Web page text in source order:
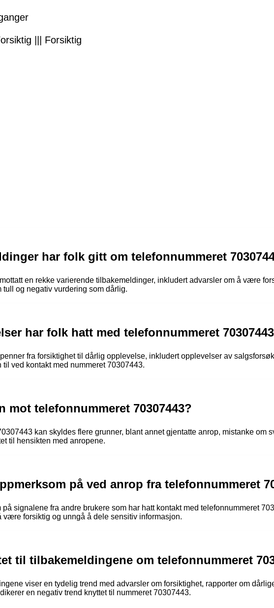
||| Forsiktig
har folk gitt om telefonnummeret
en rekke varierende tilbakemeldinger, inkludert advarsler om å være
og negativ vurdering som dårlig.
har folk hatt med telefonnummeret
fra forsiktighet til dårlig opplevelse, inkludert opplevelser av
ved kontakt med nummeret 70307443.
mot telefonnummeret 70307443?
kan skyldes flere grunner, blant annet gjentatte anrop, mistanke om
til hensikten med anropene.
på ved anrop fra telefonnummeret
signalene fra andre brukere som har hatt kontakt med telefonnummeret
forsiktig og unngå å dele sensitiv informasjon.
til tilbakemeldingene om telefonnummeret
viser en tydelig trend med advarsler om forsiktighet, rapporter om
en negativ trend knyttet til nummeret 70307443.